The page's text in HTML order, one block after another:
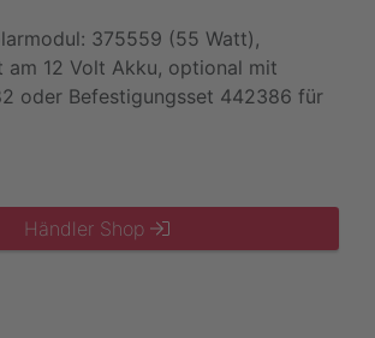
375559 (55 Watt),
am 12 Volt Akku, optional mit
oder Befestigungsset 442386 für
Händler Shop